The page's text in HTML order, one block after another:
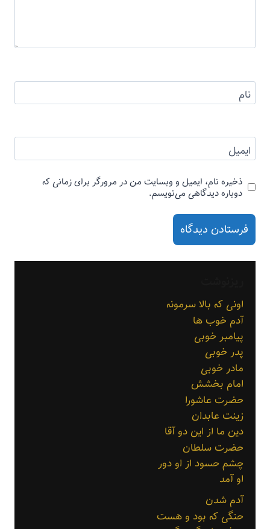
نام
ایمیل
ذخیره نام، ایمیل و وبسایت من در مرورگر برای زمانی که
دوباره دیدگاهی می‌نویسم.
اونی که بالا سرمونه
آدم خوب ها
پیامبر خوبی
پدر خوبی
مادر خوبی
امام بخشش
حضرت عاشورا
زینت عابدان
دین ما از این دو آقا
حضرت سلطان
چشم حسود از او دور
او آمد
آدم شدن
حنگی که بود و هست